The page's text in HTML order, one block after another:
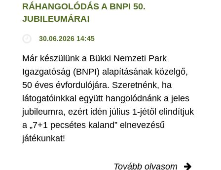
RÁHANGOLÓDÁS A BNPI 50.
JUBILEUMÁRA!
30.06.2026 14:45
Már készülünk a Bükki Nemzeti Park
Igazgatóság (BNPI) alapításának közelgő,
50 éves évfordulójára. Szeretnénk, ha
látogatóinkkal együtt hangolódnánk a jeles
jubileumra, ezért idén július 1-jétől elindítjuk
a „7+1 pecsétes kaland” elnevezésű
játékunkat!
Tovább olvasom